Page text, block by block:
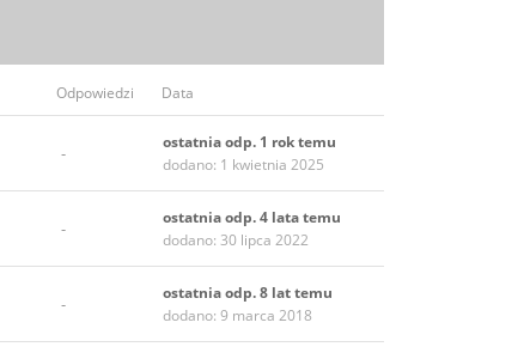
Odpowiedzi Data
-
ostatnia odp. 1 rok temu
dodano: 1 kwietnia 2025
-
ostatnia odp. 4 lata temu
dodano: 30 lipca 2022
-
ostatnia odp. 8 lat temu
dodano: 9 marca 2018